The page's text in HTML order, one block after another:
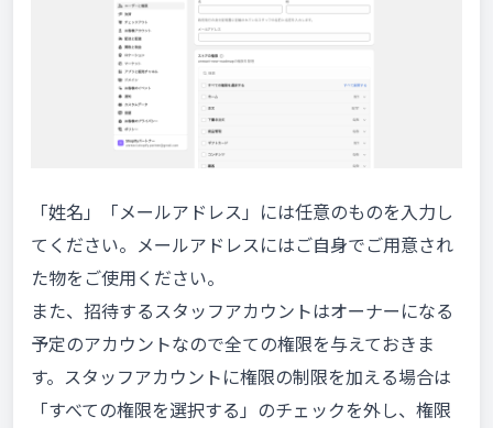
「姓名」「メールアドレス」には任意のものを入力し
てください。メールアドレスにはご自身でご用意され
た物をご使用ください。
また、招待するスタッフアカウントはオーナーになる
予定のアカウントなので全ての権限を与えておきま
す。スタッフアカウントに権限の制限を加える場合は
「すべての権限を選択する」のチェックを外し、権限